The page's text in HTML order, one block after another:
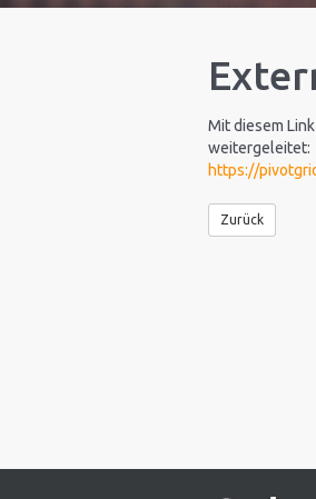
Mit diesem
weitergeleitet:
https://
Zurück